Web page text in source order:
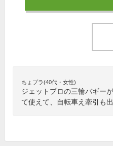
ちょプラ(40代・女性)
ジェットプロの三輪バギー
て使えて、自転車え牽引も